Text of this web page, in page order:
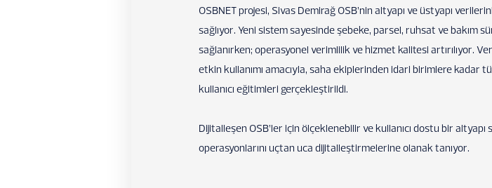
OSBNET projesi, Sivas Demirağ OSB’nin altyapı ve üstyapı
sağlıyor. Yeni sistem sayesinde şebeke, parsel, ruhsat ve bakım
sağlanırken; operasyonel verimlilik ve hizmet kalitesi artırılıyor.
etkin kullanımı amacıyla, saha ekiplerinden idari birimlere kadar
kullanıcı eğitimleri gerçekleştirildi.
Dijitalleşen OSB’ler için ölçeklenebilir ve kullanıcı dostu bir
operasyonlarını uçtan uca dijitalleştirmelerine olanak tanıyor.